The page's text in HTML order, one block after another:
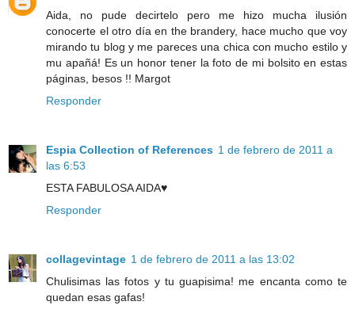
Aida, no pude decirtelo pero me hizo mucha ilusión
conocerte el otro día en the brandery, hace mucho que voy
mirando tu blog y me pareces una chica con mucho estilo y
mu apañá! Es un honor tener la foto de mi bolsito en estas
páginas, besos !! Margot
Responder
Espia Collection of References 1 de febrero de 2011 a
las 6:53
ESTA FABULOSA AIDA♥
Responder
collagevintage 1 de febrero de 2011 a las 13:02
Chulisimas las fotos y tu guapisima! me encanta como te
quedan esas gafas!